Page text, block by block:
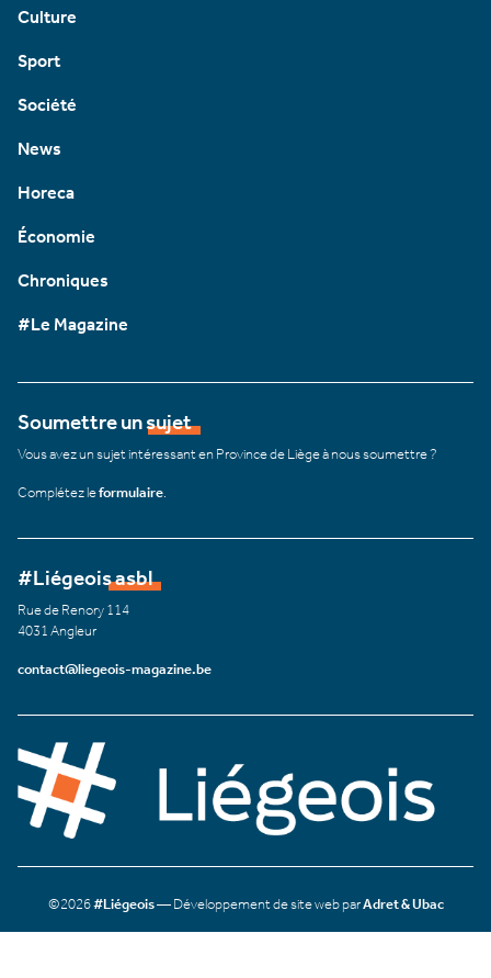
Culture
Sport
Société
News
Horeca
Économie
Chroniques
#Le Magazine
Soumettre un sujet
Vous avez un sujet intéressant en Province de Liège à nous soumettre ?
Complétez leformulaire
#Liégeois asbl
Rue de Renory 114
4031 Angleur
contact@liegeois-magazine.be
©2026#Liégeois— Développement de site web parAdret & Ubac